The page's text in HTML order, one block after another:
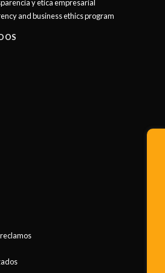
y etica empresarial
and business ethics program